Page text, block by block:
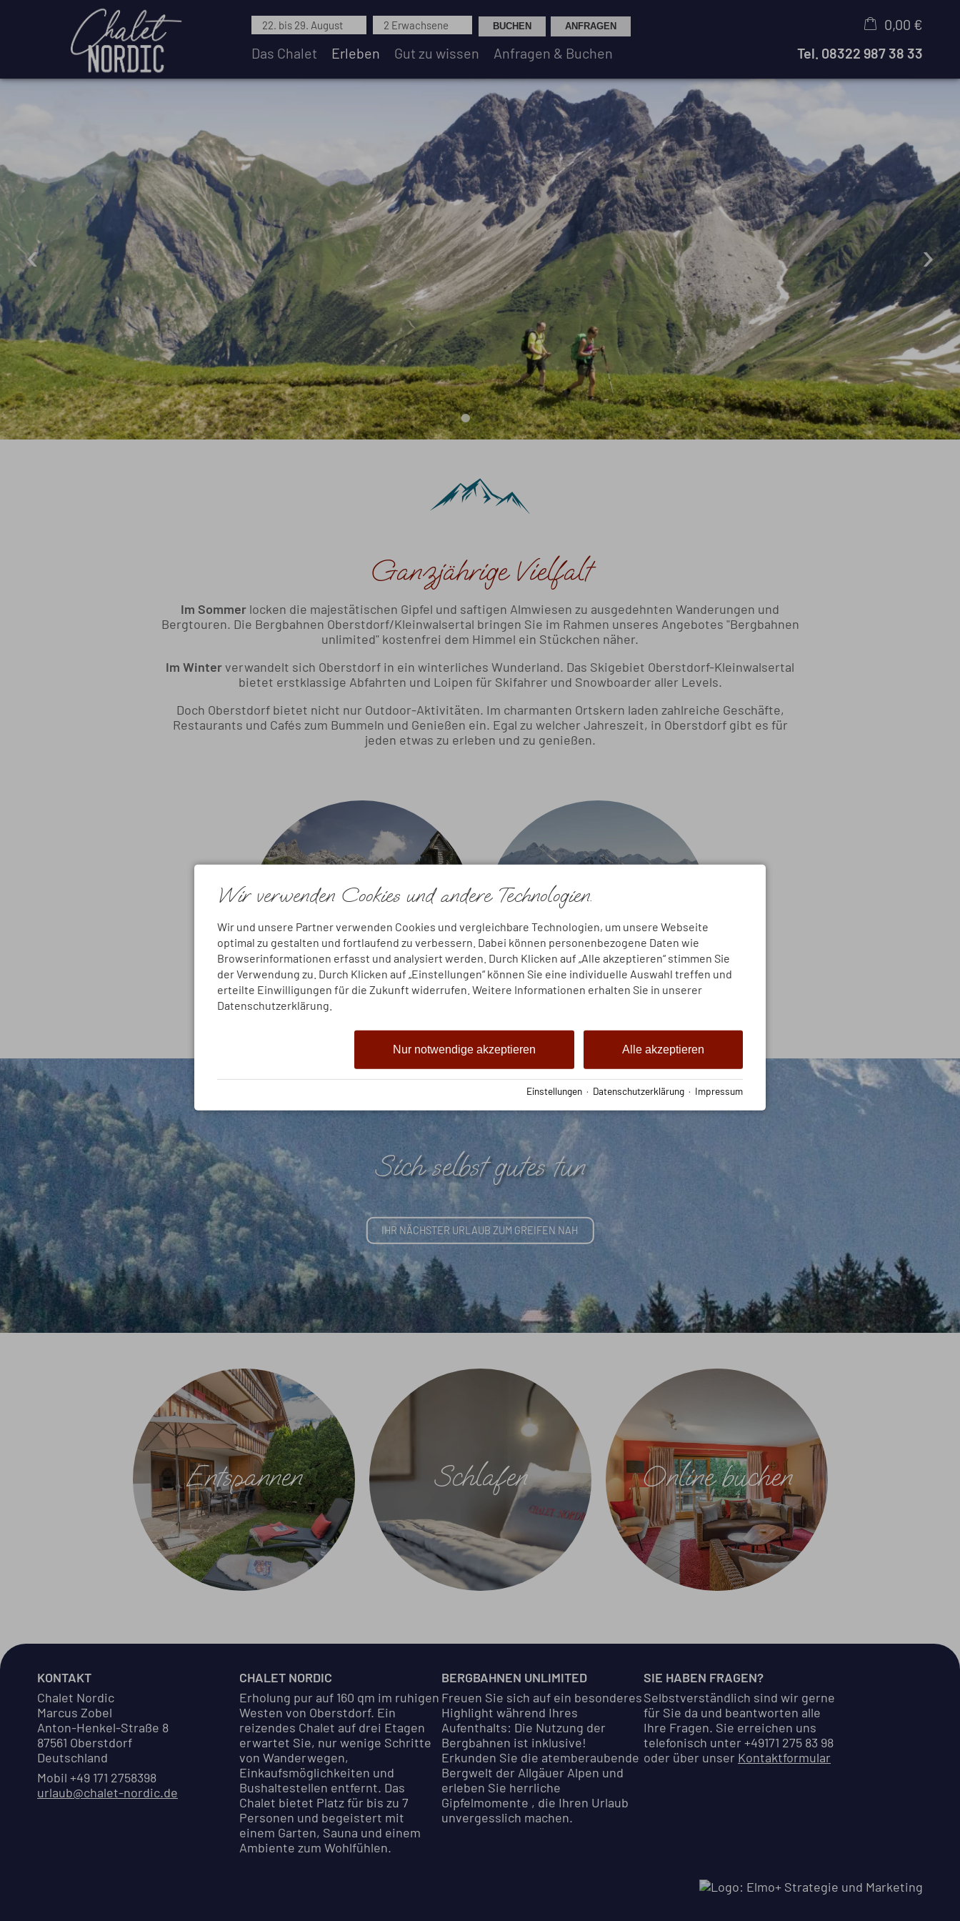
22. bis 29. August 2 Erwachsene
Das Chalet Erleben Gut zu wissen Anfragen & Buchen Tel. 08322 987 38 33
0,00 €
×
Warenkorb ist leer
Ganzjährige Vielfalt
Im Sommer locken die majestätischen Gipfel und saftigen Almwiesen zu ausgedehnten Wanderungen und
Bergtouren. Die Bergbahnen Oberstdorf/Kleinwalsertal bringen Sie im Rahmen unseres Angebotes "Bergbahnen
unlimited" kostenfrei dem Himmel ein Stückchen näher.
Im Winterverwandelt sich Oberstdorf in ein winterliches Wunderland. Das Skigebiet Oberstdorf-Kleinwalsertal
bietet erstklassige Abfahrten und Loipen für Skifahrer und Snowboarder aller Levels.
Doch Oberstdorf bietet nicht nur Outdoor-Aktivitäten. Im charmanten Ortskern laden zahlreiche Geschäfte,
Restaurants und Cafés zum Bummeln und Genießen ein. Egal zu welcher Jahreszeit, in Oberstdorf gibt es für
jeden etwas zu erleben und zu genießen.
Sommer Winter
Sich selbst gutes tun
IHR NÄCHSTER URLAUB ZUM GREIFEN NAH
Entspannen Schlafen Online buchen
KONTAKT
Chalet Nordic
Marcus Zobel
Anton-Henkel-Straße 8
87561 Oberstdorf
Deutschland
Mobil +49 171 2758398
urlaub@chalet-nordic.de
CHALET NORDIC
Erholung pur auf 160 qm im ruhigen
Westen von Oberstdorf. Ein
reizendes Chalet auf drei Etagen
erwartet Sie, nur wenige Schritte
von Wanderwegen,
Einkaufsmöglichkeiten und
Bushaltestellen entfernt. Das
Chalet bietet Platz für bis zu 7
Personen und begeistert mit
einem Garten, Sauna und einem
Ambiente zum Wohlfühlen.
BERGBAHNEN UNLIMITED
Freuen Sie sich auf ein besonderes
Highlight während Ihres
Aufenthalts: Die Nutzung der
Bergbahnen ist inklusive!
Erkunden Sie die atemberaubende
Bergwelt der Allgäuer Alpen und
erleben Sie herrliche
Gipfelmomente , die Ihren Urlaub
unvergesslich machen.
SIE HABEN FRAGEN?
Selbstverständlich sind wir gerne
für Sie da und beantworten alle
Ihre Fragen. Sie erreichen uns
telefonisch unter +49171 275 83 98
oder über unser Kontaktformular
Wir verwenden Cookies und andere Technologien.
Wir und unsere Partner verwenden Cookies und vergleichbare Technologien, um unsere Webseite
optimal zu gestalten und fortlaufend zu verbessern. Dabei können personenbezogene Daten wie
Browserinformationen erfasst und analysiert werden. Durch Klicken auf „Alle akzeptieren“ stimmen Sie
der Verwendung zu. Durch Klicken auf „Einstellungen“ können Sie eine individuelle Auswahl treffen und
erteilte Einwilligungen für die Zukunft widerrufen. Weitere Informationen erhalten Sie in unserer
Datenschutzerklärung.
Alle akzeptieren
Nur notwendige akzeptieren
Einstellungen · Datenschutzerklärung · Impressum